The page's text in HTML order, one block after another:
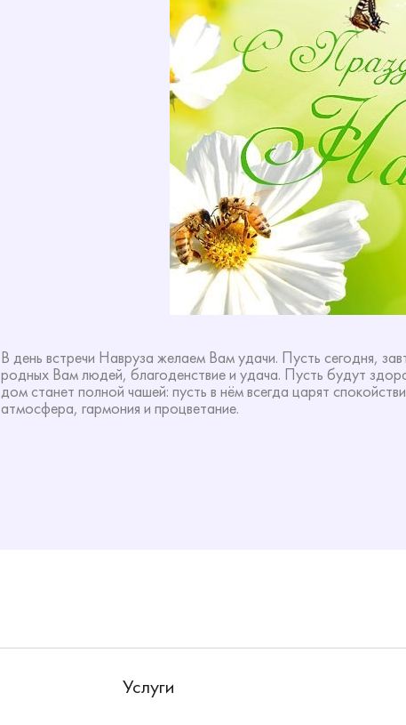
В день встречи Навруза желаем Вам удачи. Пусть сегодня,
родных Вам людей, благоденствие и удача. Пусть будут
дом станет полной чашей: пусть в нём всегда царят
атмосфера, гармония и процветание.
Услуги